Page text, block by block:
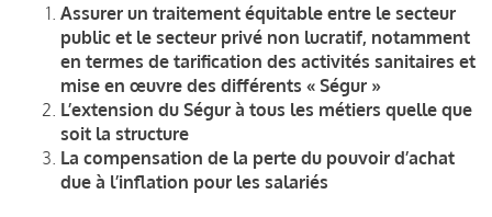
Assurer un traitement équitable entre le secteur
public et le secteur privé non lucratif, notamment
en termes de tarification des activités sanitaires et
mise en œuvre des différents « Ségur »
L’extension du Ségur à tous les métiers quelle que
soit la structure
La compensation de la perte du pouvoir d’achat
due à l’inflation pour les salariés